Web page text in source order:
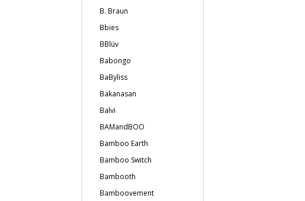
B. Braun
Bbies
BBlüv
Babongo
BaByliss
Bakanasan
Balvi
BAMandBOO
Bamboo Earth
Bamboo Switch
Bambooth
Bamboovement